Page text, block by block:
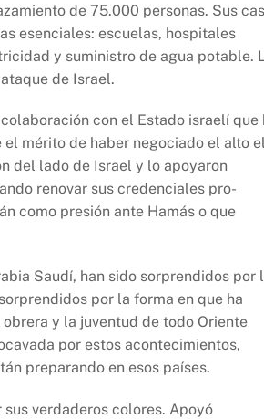
de 75.000 personas. Sus
esenciales: escuelas, hospitales
y suministro de agua potable.
de Israel.
con el Estado israelí que
mérito de haber negociado el alto el
del lado de Israel y lo apoyaron
renovar sus credenciales pro-
como presión ante Hamás o que
Saudí, han sido sorprendidos por
por la forma en que ha
y la juventud de todo Oriente
por estos acontecimientos,
preparando en esos países.
verdaderos colores. Apoyó